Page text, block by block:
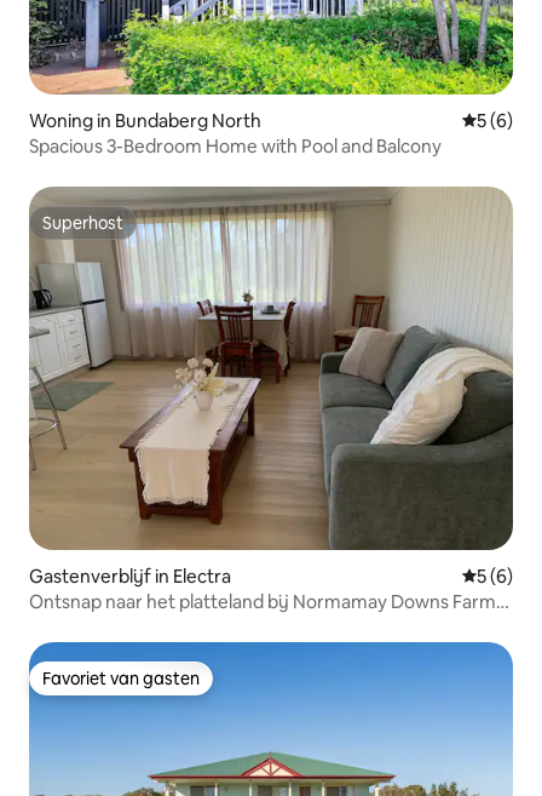
Woning in Bundaberg North
5 (6)
Spacious 3-Bedroom Home with Pool and Balcony
Superhost
Superhost
Gastenverblijf in Electra
5 (6)
Ontsnap naar het platteland bij Normamay Downs Farm
Favoriet van gasten
Favoriet van gasten